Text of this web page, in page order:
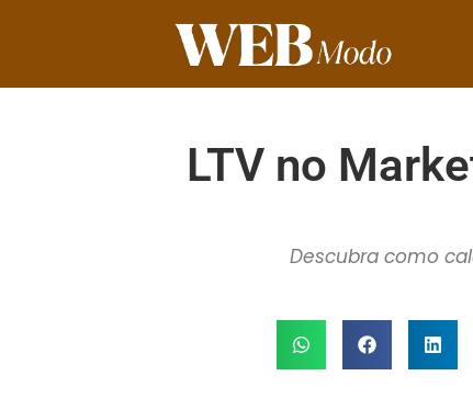
LTV no
Descubra como